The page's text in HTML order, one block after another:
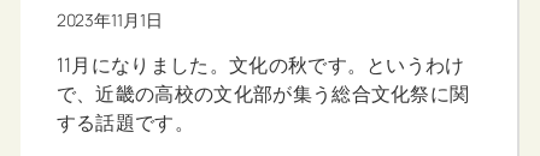
2023年11月1日
11月になりました。文化の秋です。というわけ
で、近畿の高校の文化部が集う総合文化祭に関
する話題です。